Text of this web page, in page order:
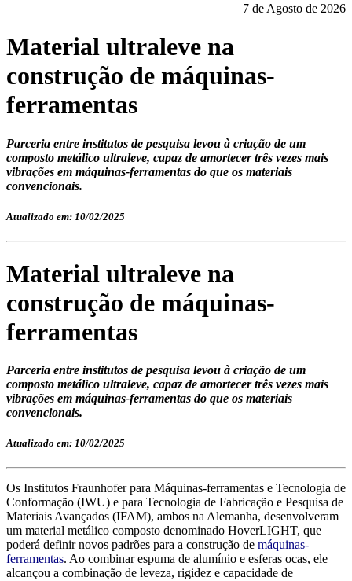
7 de Agosto de 2026
Material ultraleve na
construção de máquinas-
ferramentas
Parceria entre institutos de pesquisa levou à criação de um
composto metálico ultraleve, capaz de amortecer três vezes mais
vibrações em máquinas-ferramentas do que os materiais
convencionais.
Atualizado em: 10/02/2025
Material ultraleve na
construção de máquinas-
ferramentas
Parceria entre institutos de pesquisa levou à criação de um
composto metálico ultraleve, capaz de amortecer três vezes mais
vibrações em máquinas-ferramentas do que os materiais
convencionais.
Atualizado em: 10/02/2025
Os Institutos Fraunhofer para Máquinas-ferramentas e Tecnologia de
Conformação (IWU) e para Tecnologia de Fabricação e Pesquisa de
Materiais Avançados (IFAM), ambos na Alemanha, desenvolveram
um material metálico composto denominado HoverLIGHT, que
poderá definir novos padrões para a construção de máquinas-
ferramentas. Ao combinar espuma de alumínio e esferas ocas, ele
alcançou a combinação de leveza, rigidez e capacidade de